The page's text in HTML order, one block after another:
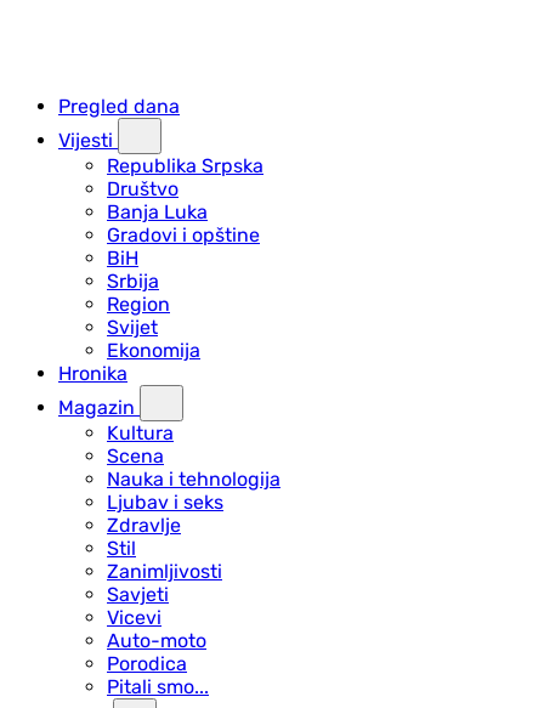
Pregled dana
Vijesti
Republika Srpska
Društvo
Banja Luka
Gradovi i opštine
BiH
Srbija
Region
Svijet
Ekonomija
Hronika
Magazin
Kultura
Scena
Nauka i tehnologija
Ljubav i seks
Zdravlje
Stil
Zanimljivosti
Savjeti
Vicevi
Auto-moto
Porodica
Pitali smo...